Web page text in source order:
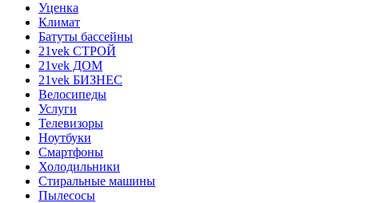
Уценка
Климат
Батуты бассейны
21vek СТРОЙ
21vek ДОМ
21vek БИЗНЕС
Велосипеды
Услуги
Телевизоры
Ноутбуки
Смартфоны
Холодильники
Стиральные машины
Пылесосы